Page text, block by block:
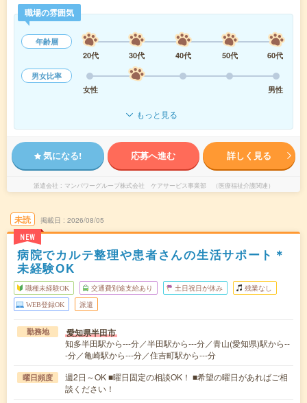
職場の雰囲気
年齢層
20代
30代 40代 50代
60代
男女比率
女性
男性
もっと見る
気になる! 応募へ進む 詳しく見る
派遣会社 マンパワーグループ株式会社 ケアサービス事業部 （医療福祉介護関連）
未読
NEW
掲載日 2026/08/05
病院でカルテ整理や患者さんの生活サポート＊
未経験OK
職種未経験OK 交通費別途支給あり 土日祝日が休み 残業なし
WEB登録OK 派遣
勤務地 愛知県半田市
知多半田駅から---分／半田駅から---分／青山(愛知県)駅から--
-分／亀崎駅から---分／住吉町駅から---分
曜日頻度
週2日～OK ■曜日固定の相談OK！ ■希望の曜日があればご相
談ください！